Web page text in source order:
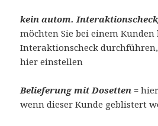
kein autom.
möchten Sie bei einem Kunden
Interaktionscheck
hier einstellen
Belieferung mit Dosetten =
wenn dieser Kunde geblistert